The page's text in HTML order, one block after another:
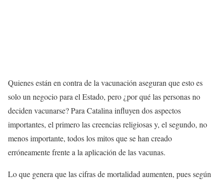
Quienes están en contra de la vacunación aseguran que esto es
solo un negocio para el Estado, pero ¿por qué las personas no
deciden vacunarse? Para Catalina influyen dos aspectos
importantes, el primero las creencias religiosasy, el segundo, no
menos importante, todos los mitos que se han creado
erróneamente frente a la aplicación de las vacunas.
Lo que genera que las cifras de mortalidad aumenten, pues según